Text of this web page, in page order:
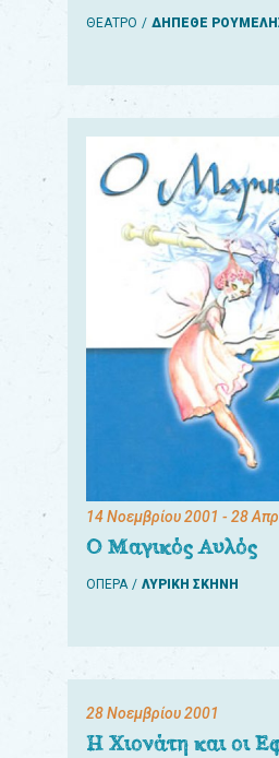
ΘΕΑΤΡΟ ΔΗΠΕΘΕ
14 Νοεμβρίου 2001 - 28
Ο Μαγικός Αυλός
ΟΠΕΡΑ ΛΥΡΙΚΗ ΣΚΗΝΗ
28 Νοεμβρίου 2001
Η Χιονάτη και οι